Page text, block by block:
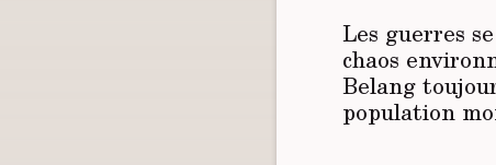
Les guerres
chaos
Belang
population